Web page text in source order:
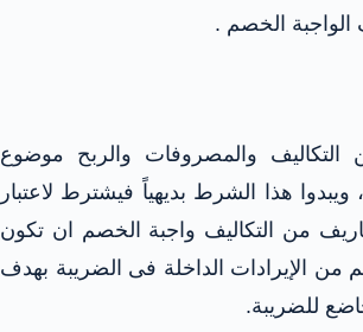
الواجبة الخصم .
التكاليف والمصروفات والربح موضوع
ويبدوا هذا الشرط بديهياً فيشترط لاعتبار
من التكاليف واجبة الخصم ان تكون
من الإيرادات الداخلة فى الضريبة بهدف
للضريبة.